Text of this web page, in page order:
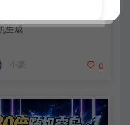
生成
小豪 0